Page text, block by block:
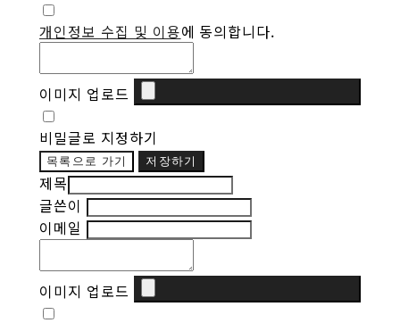
개인정보 수집 및 이용에 동의합니다.
이미지 업로드
비밀글로 지정하기
목록으로 가기 저장하기
제목
글쓴이
이메일
이미지 업로드